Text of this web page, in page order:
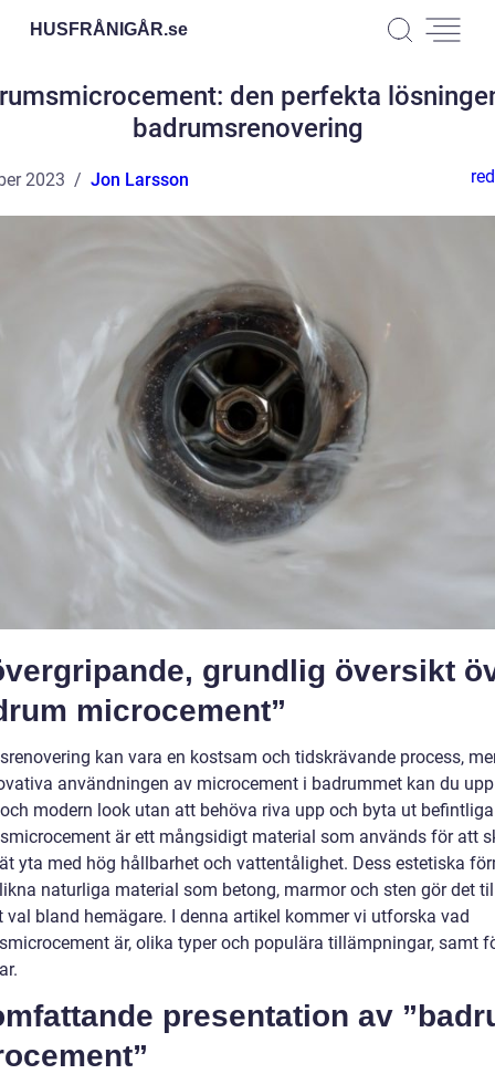
HUSFRÅNIGÅR.se
den perfekta
badrumsrenovering
2023 Jon Larsson
grundlig översikt
microcement”
kan vara en kostsam och tidskrävande process,
användningen av microcement i badrummet kan du
modern look utan att behöva riva upp och byta ut
är ett mångsidigt material som används för att
yta med hög hållbarhet och vattentålighet. Dess estetiska
naturliga material som betong, marmor och sten gör det
val bland hemägare. I denna artikel kommer vi utforska vad
är, olika typer och populära tillämpningar, samt
presentation av